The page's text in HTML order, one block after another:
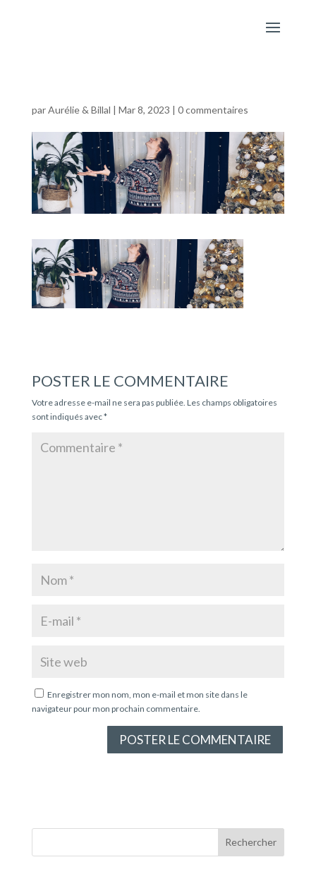
parAurélie & Billal | Mar 8, 2023 | 0 commentaires
POSTER LE COMMENTAIRE
Votre adresse e-mail ne sera pas publiée. Les champs obligatoires
sont indiqués avec*
Enregistrer mon nom, mon e-mail et mon site dans le
navigateur pour mon prochain commentaire.
Rechercher